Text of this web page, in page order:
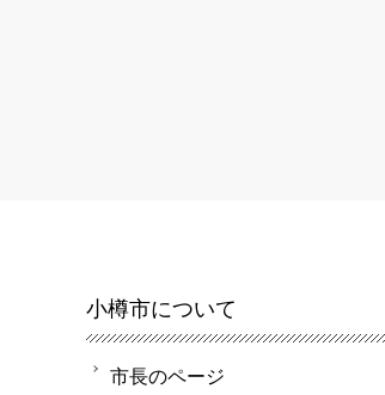
小樽市について
市長のページ